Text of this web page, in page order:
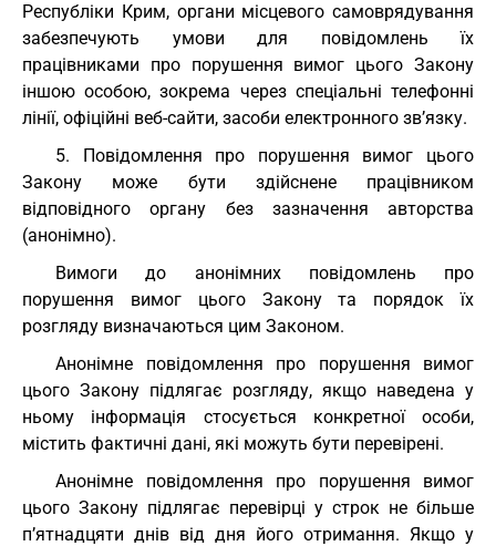
Республіки Крим, органи місцевого самоврядування
забезпечують умови для повідомлень їх
працівниками про порушення вимог цього Закону
іншою особою, зокрема через спеціальні телефонні
лінії, офіційні веб-сайти, засоби електронного зв’язку.
5. Повідомлення про порушення вимог цього
Закону може бути здійснене працівником
відповідного органу без зазначення авторства
(анонімно).
Вимоги до анонімних повідомлень про
порушення вимог цього Закону та порядок їх
розгляду визначаються цим Законом.
Анонімне повідомлення про порушення вимог
цього Закону підлягає розгляду, якщо наведена у
ньому інформація стосується конкретної особи,
містить фактичні дані, які можуть бути перевірені.
Анонімне повідомлення про порушення вимог
цього Закону підлягає перевірці у строк не більше
п’ятнадцяти днів від дня його отримання. Якщо у